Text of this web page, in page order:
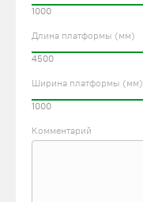
1000
Длина платформы (мм)
4500
Ширина платформы (мм)
1000
Комментарий